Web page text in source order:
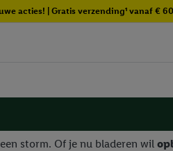
acties! | Gratis verzending¹ vanaf €
storm. Of je nu bladeren wil